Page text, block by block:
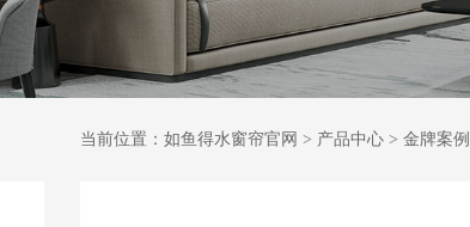
当前位置： 如鱼得水窗帘官网 > 产品中心 > 金牌案例